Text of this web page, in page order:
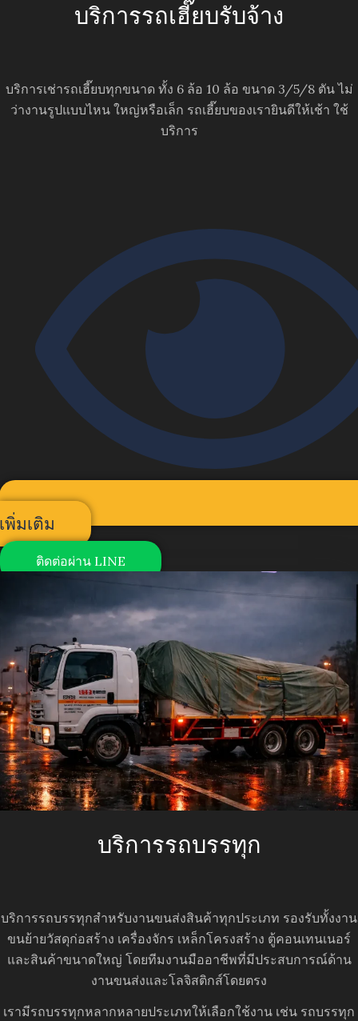
บริการรถเฮี๊ยบรับจ้าง
บริการเช่ารถเฮี๊ยบทุกขนาด ทั้ง 6 ล้อ 10 ล้อ ขนาด 3/5/8 ตัน ไม่
ว่างานรูปแบบไหน ใหญ่หรือเล็ก รถเฮี๊ยบของเรายินดีให้เช้า ใช้
บริการ
เพิ่มเติม
ติดต่อผ่าน LINE
บริการรถบรรทุก
บริการรถบรรทุกสำหรับงานขนส่งสินค้าทุกประเภท รองรับทั้งงาน
ขนย้ายวัสดุก่อสร้าง เครื่องจักร เหล็กโครงสร้าง ตู้คอนเทนเนอร์
และสินค้าขนาดใหญ่ โดยทีมงานมืออาชีพที่มีประสบการณ์ด้าน
งานขนส่งและโลจิสติกส์โดยตรง
เรามีรถบรรทุกหลากหลายประเภทให้เลือกใช้งาน เช่น รถบรรทุก